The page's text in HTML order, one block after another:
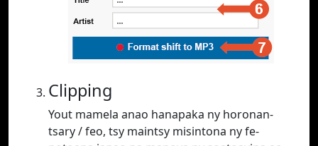
Clipping
Yout mamela anao hanapaka ny horonan-
tsary / feo, tsy maintsy misintona ny fe-